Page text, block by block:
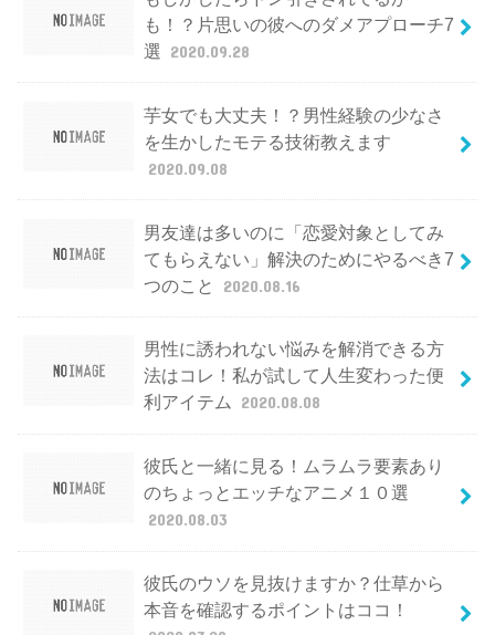
も！？片思いの彼へのダメアプローチ7
選 2020.09.28
芋女でも大丈夫！？男性経験の少なさ
を生かしたモテる技術教えます
2020.09.08
男友達は多いのに「恋愛対象としてみ
てもらえない」解決のためにやるべき7
つのこと
2020.08.16
男性に誘われない悩みを解消できる方
法はコレ！私が試して人生変わった便
利アイテム
2020.08.08
彼氏と一緒に見る！ムラムラ要素あり
のちょっとエッチなアニメ１０選
2020.08.03
彼氏のウソを見抜けますか？仕草から
本音を確認するポイントはココ！